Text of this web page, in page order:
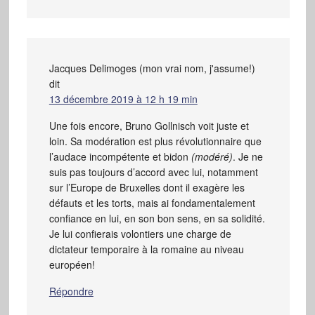
Jacques Delimoges (mon vrai nom, j'assume!)
dit
13 décembre 2019 à 12 h 19 min
Une fois encore, Bruno Gollnisch voit juste et
loin. Sa modération est plus révolutionnaire que
l’audace incompétente et bidon (modéré). Je ne
suis pas toujours d’accord avec lui, notamment
sur l’Europe de Bruxelles dont il exagère les
défauts et les torts, mais ai fondamentalement
confiance en lui, en son bon sens, en sa solidité.
Je lui confierais volontiers une charge de
dictateur temporaire à la romaine au niveau
européen!
Répondre